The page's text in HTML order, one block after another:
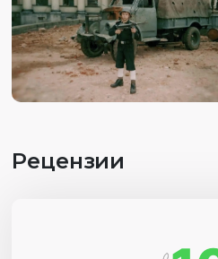
времени. Его зовут Дмитрий
Рецензии